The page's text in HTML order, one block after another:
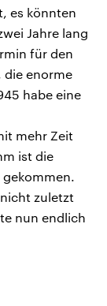
es könnten
Jahre lang
für den
die enorme
habe eine
mehr Zeit
ist die
zuletzt
nun endlich